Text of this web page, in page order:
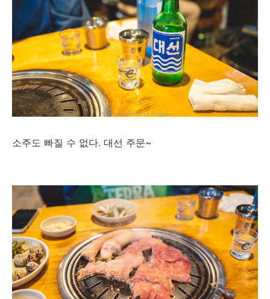
소주도 빠질 수 없다. 대선 주문~